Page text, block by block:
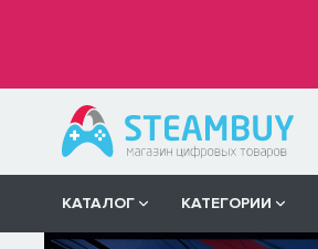
КАТАЛОГ КАТЕГОРИИ